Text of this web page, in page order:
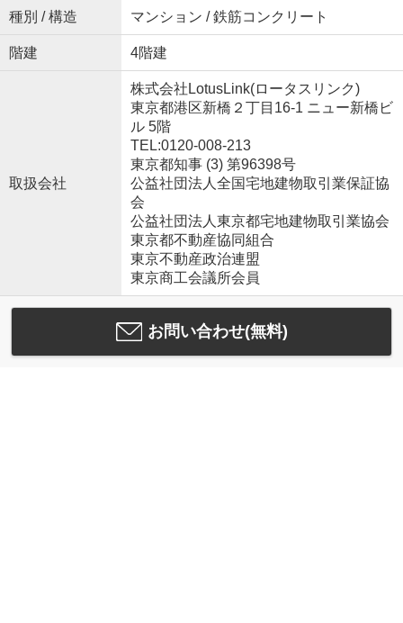
種別 / 構造 マンション / 鉄筋コンクリート
階建 4階建
取扱会社
株式会社LotusLink(ロータスリンク)
東京都港区新橋２丁目16-1 ニュー新橋ビ
ル 5階
TEL:0120-008-213
東京都知事 (3) 第96398号
公益社団法人全国宅地建物取引業保証協
会
公益社団法人東京都宅地建物取引業協会
東京都不動産協同組合
東京不動産政治連盟
東京商工会議所会員
お問い合わせ(無料)